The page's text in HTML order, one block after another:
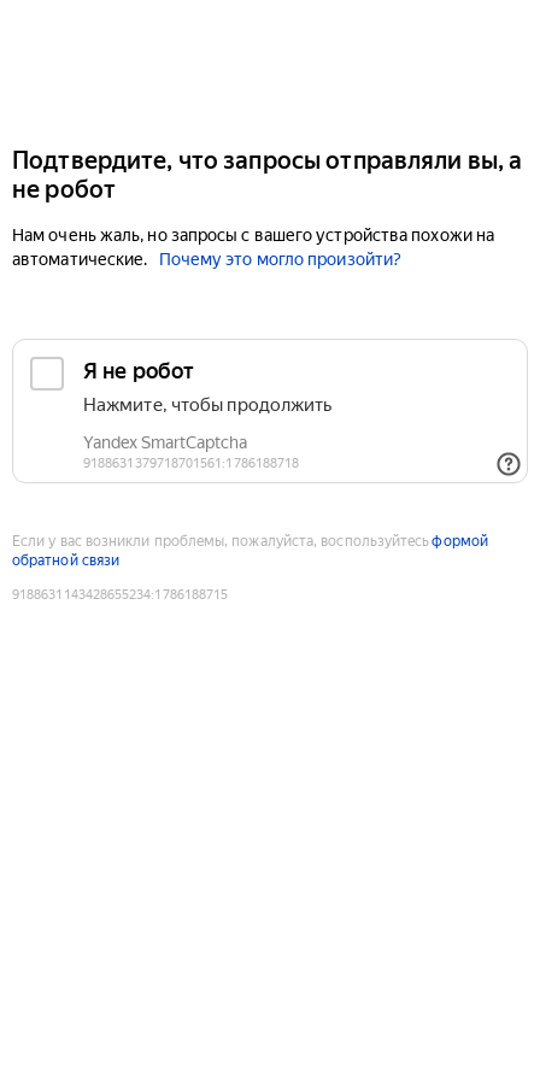
Подтвердите, что запросы отправляли вы, а
не робот
Нам очень жаль, но запросы с вашего устройства похожи на
автоматические.
Почему это могло произойти?
Если у вас возникли проблемы, пожалуйста, воспользуйтесьформой
обратной связи
9188631143428655234:1786188715